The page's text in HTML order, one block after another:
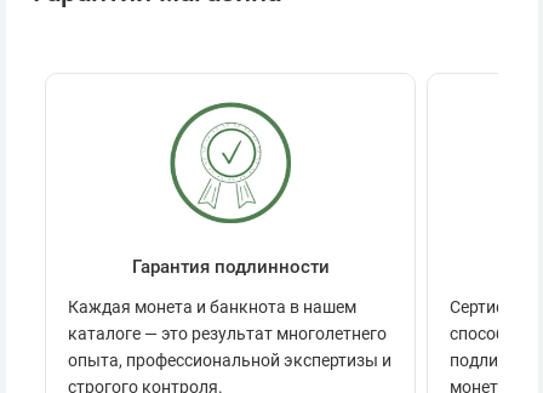
Гарантия подлинности
Каждая монета и банкнота в нашем
каталоге — это результат многолетнего
опыта, профессиональной экспертизы и
строгого контроля.
способов
монеты.